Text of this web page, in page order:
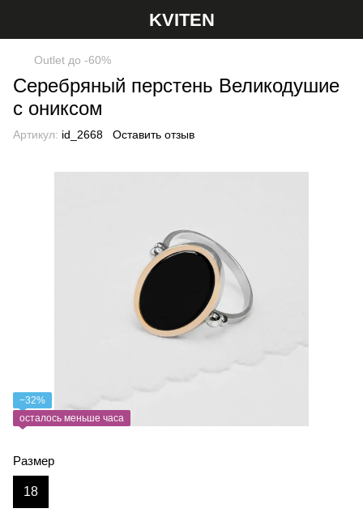
KVITEN
Оutlet до -60%
Серебряный перстень Великодушие
с ониксом
Артикул: id_2668 Оставить отзыв
−32%
осталось меньше часа
Размер
18